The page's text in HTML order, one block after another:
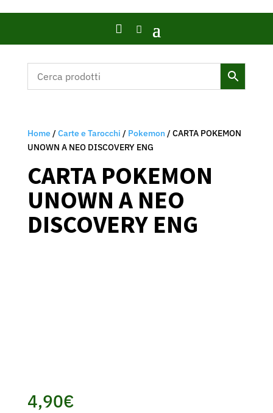

Home/Carte e Tarocchi / Pokemon / CARTA POKEMON
UNOWN A NEO DISCOVERY ENG
CARTA POKEMON
UNOWN A NEO
DISCOVERY ENG
4,90€